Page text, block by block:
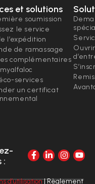
et solutions
soumission
le service
l’expédition
de ramassage
complémentaires
services
un certificat
:
d’utilisation| Règlement